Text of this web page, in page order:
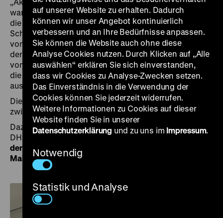
waren, zu sehen. In zwei Vitrinen sind unter anderem
die erste offizielle Ausgabe der so genannten
Schwarzen Liste mit über 12.000 zensierten Werken
von fast 150 Schriftsteller*innen oder das Titelblatt
der kommunistischen AIZ – Arbeiter Illustrierte Zeitung
vom 10. Mai 1933 mit der Reaktion des Auslands auf
die geplanten öffentlichen Bücherverbrennungen
ausgestellt.
Die DHM-Bibliothek ist von montags bis freitags
zwischen 9 und 15 Uhr geöffnet.
Dazu empfehlen wir Ihnen folgenden Artikel auf dem
DHM-Blog:
Den Flammen übergeben. Zum 90. Jahrestag
der deutschlandweiten Bücherverbrennungen am 10.
Mai 1933
auf unserer Website zu erhalten. Dadurch
können wir unser Angebot kontinuierlich
verbessern und an Ihre Bedürfnisse anpassen.
Sie können die Website auch ohne diese
Analyse Cookies nutzen. Durch Klicken auf „Alle
auswählen“ erklären Sie sich einverstanden,
dass wir Cookies zu Analyse-Zwecken setzen.
Das Einverständnis in die Verwendung der
Cookies können Sie jederzeit widerrufen.
Weitere Informationen zu Cookies auf dieser
Website finden Sie in unserer
Datenschutzerklärung und zu uns im Impressum.
Notwendig
Statistik und Analyse